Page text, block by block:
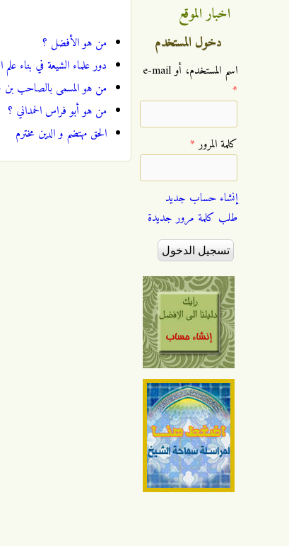
من هو الأفضل ؟
دور علماء الشيعة في بناء
من هو المسمى بالصاحب بن
من هو أبو فراس الحمداني ؟
الحق مهتضم و الدين مخترم
اخبار الموقع
دخول المستخدم
‏اسم المستخدم، أو e-mail
*
‏كلمة المرور ‏*
إنشاء حساب جديد
طلب كلمة مرور جديدة